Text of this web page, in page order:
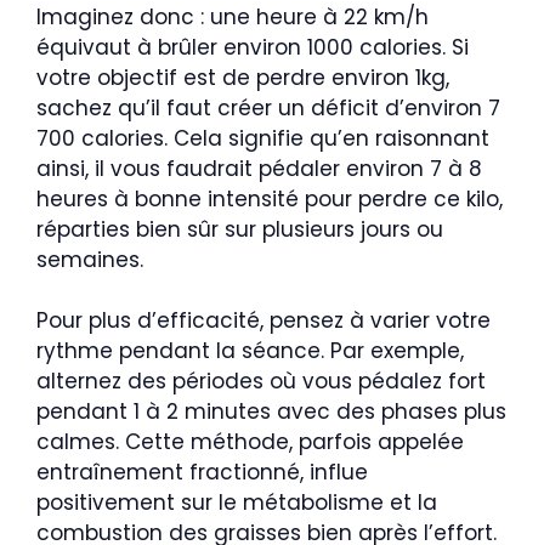
Imaginez donc : une heure à 22 km/h
équivaut à brûler environ 1000 calories. Si
votre objectif est de perdre environ 1kg,
sachez qu’il faut créer un déficit d’environ 7
700 calories. Cela signifie qu’en raisonnant
ainsi, il vous faudrait pédaler environ 7 à 8
heures à bonne intensité pour perdre ce kilo,
réparties bien sûr sur plusieurs jours ou
semaines.
Pour plus d’efficacité, pensez à varier votre
rythme pendant la séance. Par exemple,
alternez des périodes où vous pédalez fort
pendant 1 à 2 minutes avec des phases plus
calmes. Cette méthode, parfois appelée
entraînement fractionné, influe
positivement sur le métabolisme et la
combustion des graisses bien après l’effort.